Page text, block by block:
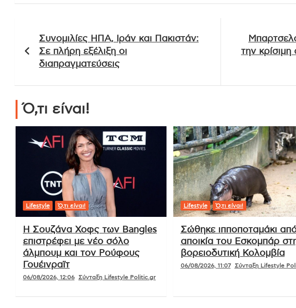
άρθρων
Συνομιλίες ΗΠΑ, Ιράν και Πακιστάν:
Σε πλήρη εξέλιξη οι
διαπραγματεύσεις
την
Ό,τι είναι!
Lifestyle Ό,τι είναι!
Η Σουζάνα Χοφς των Bangles
επιστρέφει με νέο σόλο
άλμπουμ και τον Ρούφους
Γουέινραϊτ
06/08/2026, 12:06 Σύνταξη Lifestyle Politic.gr
Lifestyle Ό,τι είναι!
Σώθηκε ιπποποταμάκι
αποικία του Εσκομπάρ
βορειοδυτική Κολομβία
06/08/2026, 11:07 Σύνταξη Lifestyle